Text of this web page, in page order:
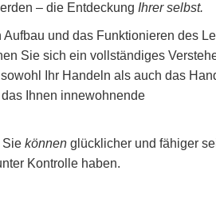
– die Entdeckung Ihrer selbst.
und das Funktionieren des
Sie sich ein vollständiges
Ihr Handeln als auch das
Ihnen innewohnende
Sie können glücklicher und fähiger
Kontrolle haben.